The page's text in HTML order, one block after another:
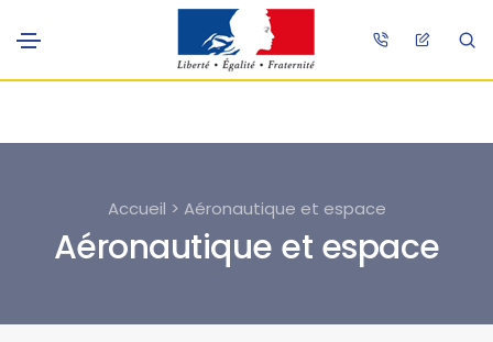
Accueil > Aéronautique et espace
Aéronautique et espace